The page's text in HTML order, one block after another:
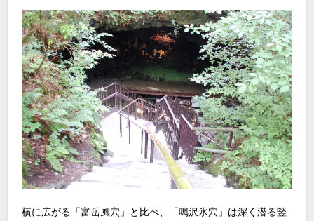
横に広がる「富岳風穴」と比べ、「鳴沢氷穴」は深く潜る竪